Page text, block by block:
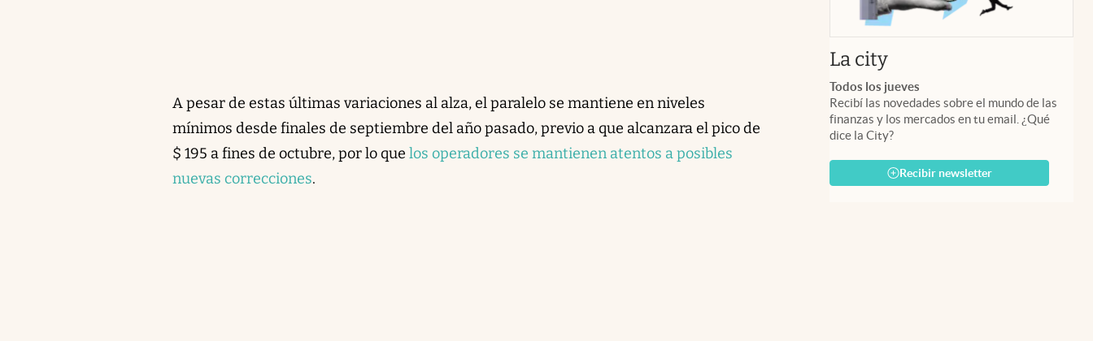
A pesar de estas últimas variaciones al alza, el paralelo se mantiene en niveles
mínimos desde finales de septiembre del año pasado, previo a que alcanzara elpico de
$ 195 a fines de octubre, por lo que los operadores se mantienen atentos a posibles
nuevas correcciones.
La cityabre en nueva pestaña
Todos los jueves
Recibí las novedades sobre el mundo de las
finanzas y los mercados en tu email. ¿Qué
dice la City?
Recibir newsletter